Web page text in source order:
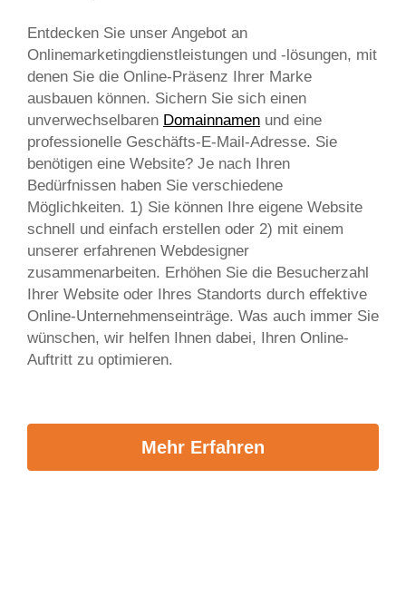
Entdecken Sie unser Angebot an
Onlinemarketingdienstleistungen und -lösungen, mit
denen Sie die Online-Präsenz Ihrer Marke
ausbauen können. Sichern Sie sich einen
unverwechselbaren Domainnamen und eine
professionelle Geschäfts-E-Mail-Adresse. Sie
benötigen eine Website? Je nach Ihren
Bedürfnissen haben Sie verschiedene
Möglichkeiten. 1) Sie können Ihre eigene Website
schnell und einfach erstellen oder 2) mit einem
unserer erfahrenen Webdesigner
zusammenarbeiten. Erhöhen Sie die Besucherzahl
Ihrer Website oder Ihres Standorts durch effektive
Online-Unternehmenseinträge. Was auch immer Sie
wünschen, wir helfen Ihnen dabei, Ihren Online-
Auftritt zu optimieren.
Mehr Erfahren